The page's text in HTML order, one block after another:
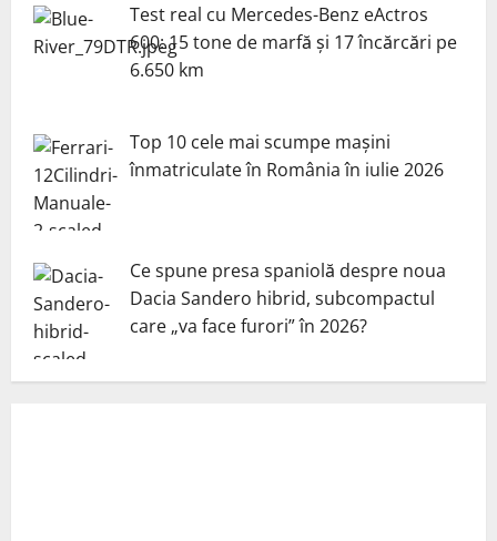
Test real cu Mercedes-Benz eActros
600: 15 tone de marfă și 17 încărcări pe
6.650 km
Top 10 cele mai scumpe mașini
înmatriculate în România în iulie 2026
Ce spune presa spaniolă despre noua
Dacia Sandero hibrid, subcompactul
care „va face furori” în 2026?